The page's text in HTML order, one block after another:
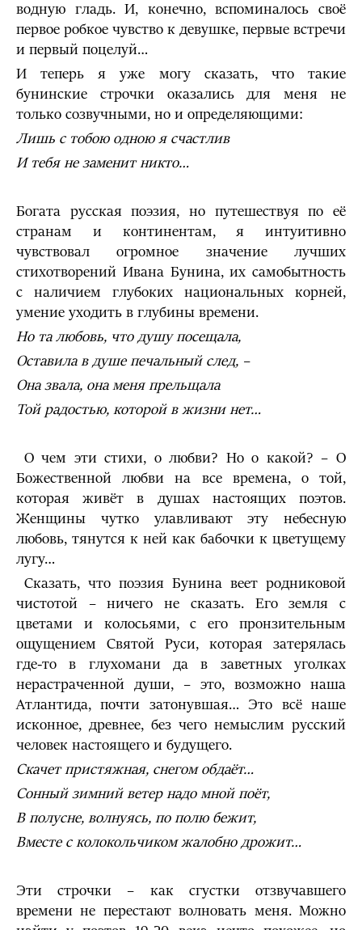
водную гладь. И, конечно, вспоминалось своё
первое робкое чувство к девушке, первые встречи
и первый поцелуй…
И теперь я уже могу сказать, что такие
бунинские строчки оказались для меня не
только созвучными, но и определяющими:
Лишь с тобою одною я счастлив
И тебя не заменит никто…
Богата русская поэзия, но путешествуя по её
странам и континентам, я интуитивно
чувствовал огромное значение лучших
стихотворений Ивана Бунина, их самобытность
с наличием глубоких национальных корней,
умение уходить в глубины времени.
Но та любовь, что душу посещала,
Оставила в душе печальный след, –
Она звала, она меня прельщала
Той радостью, которой в жизни нет…
О чем эти стихи, о любви? Но о какой? – О
Божественной любви на все времена, о той,
которая живёт в душах настоящих поэтов.
Женщины чутко улавливают эту небесную
любовь, тянутся к ней как бабочки к цветущему
лугу…
Сказать, что поэзия Бунина веет родниковой
чистотой – ничего не сказать. Его земля с
цветами и колосьями, с его пронзительным
ощущением Святой Руси, которая затерялась
где-то в глухомани да в заветных уголках
нерастраченной души, – это, возможно наша
Атлантида, почти затонувшая… Это всё наше
исконное, древнее, без чего немыслим русский
человек настоящего и будущего.
Скачет пристяжная, снегом обдаёт…
Сонный зимний ветер надо мной поёт,
В полусне, волнуясь, по полю бежит,
Вместе с колокольчиком жалобно дрожит…
Эти строчки – как сгустки отзвучавшего
времени не перестают волновать меня. Можно